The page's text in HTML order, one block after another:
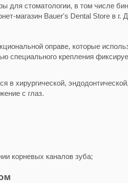
для стоматологии, в том числе
магазин Bauer's Dental Store в г.
оправе, которые
крепления
хирургической,
с глаз.
корневых каналов зуба;